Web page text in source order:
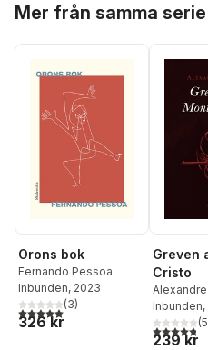
Mer från samma serie
Orons bok
Fernando Pessoa
Inbunden, 2023
5,0utav 5 stjärnor. Totalt antal
(3)
326 kr
Greven
Cristo
Inbunden
4,8utav 5(5
239 kr